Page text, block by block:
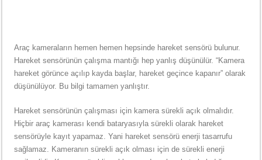
Araç kameraların hemen hemen hepsinde hareket sensörü bulunur.
Hareket sensörünün çalışma mantığı hep yanlış düşünülür. “Kamera
hareket görünce açılıp kayda başlar, hareket geçince kapanır” olarak
düşünülüyor. Bu bilgi tamamen yanlıştır.
Hareket sensörünün çalışması için kamera sürekli açık olmalıdır.
Hiçbir araç kamerası kendi bataryasıyla sürekli olarak hareket
sensörüyle kayıt yapamaz. Yani hareket sensörü enerji tasarrufu
sağlamaz. Kameranın sürekli açık olması için de sürekli enerji